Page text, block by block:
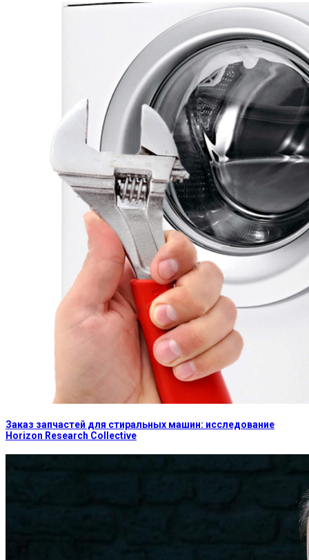
Заказ запчастей для стиральных машин: исследование
Horizon Research Collective